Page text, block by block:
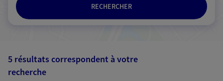
RECHERCHER
5 résultats correspondent à votre
recherche